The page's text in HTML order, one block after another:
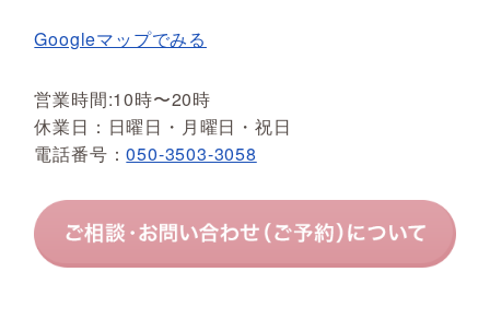
Googleマップでみる
営業時間:10時〜20時
休業日：日曜日・月曜日・祝日
電話番号：050-3503-3058